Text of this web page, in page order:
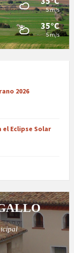
5 m/s
35°C
5 m/s
2026
el Eclipse Solar